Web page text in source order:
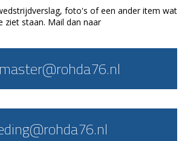
foto's of een ander item wat
ziet staan. Mail dan naar